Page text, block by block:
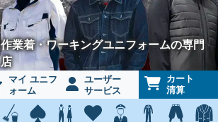
作業着・ワーキングユニフォームの専門
店
マイ ユニフ
ォーム
ユーザー
サービス
カート
清算